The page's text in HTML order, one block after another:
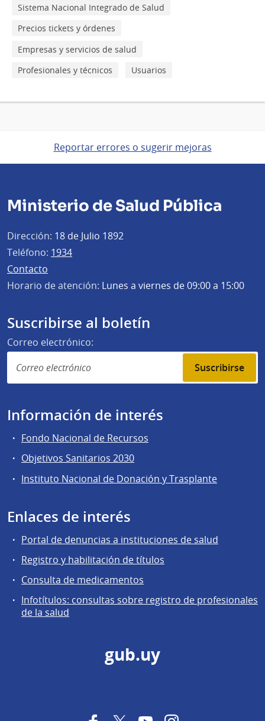
Sistema Nacional Integrado de Salud
Precios tickets y órdenes
Empresas y servicios de salud
Profesionales y técnicos
Usuarios
Reportar errores o sugerir mejoras
Ministerio de Salud Pública
Dirección: 18 de Julio 1892
Teléfono: 1934
Contacto
Horario de atención: Lunes a viernes de 09:00 a 15:00
Suscribirse al boletín
Correo electrónico:
Suscribirse
Información de interés
Fondo Nacional de Recursos
Objetivos Sanitarios 2030
Instituto Nacional de Donación y Trasplante
Enlaces de interés
Portal de denuncias a instituciones de salud
Registro y habilitación de títulos
Consulta de medicamentos
Infotítulos: consultas sobre registro de profesionales
de la salud
gub.uy